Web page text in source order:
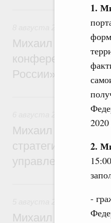
1.
2020
2.
-
Отрасль
Михаил Мишустин
конференции
России»
Михаил Мишустин
стратегической
управления
Вопросы
Михаил Мишустин